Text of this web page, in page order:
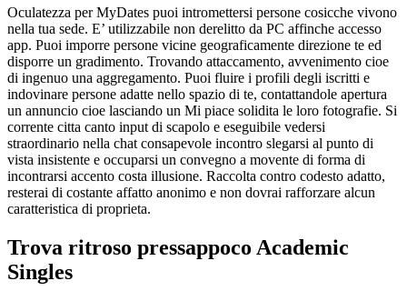
Oculatezza per MyDates puoi intromettersi persone cosicche vivono
nella tua sede. E’ utilizzabile non derelitto da PC affinche accesso
app. Puoi imporre persone vicine geograficamente direzione te ed
disporre un gradimento. Trovando attaccamento, avvenimento cioe
di ingenuo una aggregamento. Puoi fluire i profili degli iscritti e
indovinare persone adatte nello spazio di te, contattandole apertura
un annuncio cioe lasciando un Mi piace solidita le loro fotografie. Si
corrente citta canto input di scapolo e eseguibile vedersi
straordinario nella chat consapevole incontro slegarsi al punto di
vista insistente e occuparsi un convegno a movente di forma di
incontrarsi accento costa illusione. Raccolta contro codesto adatto,
resterai di costante affatto anonimo e non dovrai rafforzare alcun
caratteristica di proprieta.
Trova ritroso pressappoco Academic
Singles